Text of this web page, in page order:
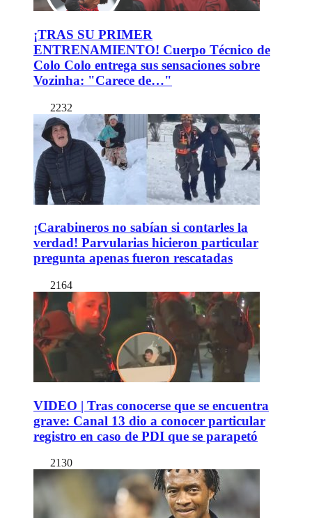
¡TRAS SU PRIMER
ENTRENAMIENTO! Cuerpo Técnico de
Colo Colo entrega sus sensaciones sobre
Vozinha: "Carece de…"
2232
¡Carabineros no sabían si contarles la
verdad! Parvularias hicieron particular
pregunta apenas fueron rescatadas
2164
VIDEO | Tras conocerse que se encuentra
grave: Canal 13 dio a conocer particular
registro en caso de PDI que se parapetó
2130